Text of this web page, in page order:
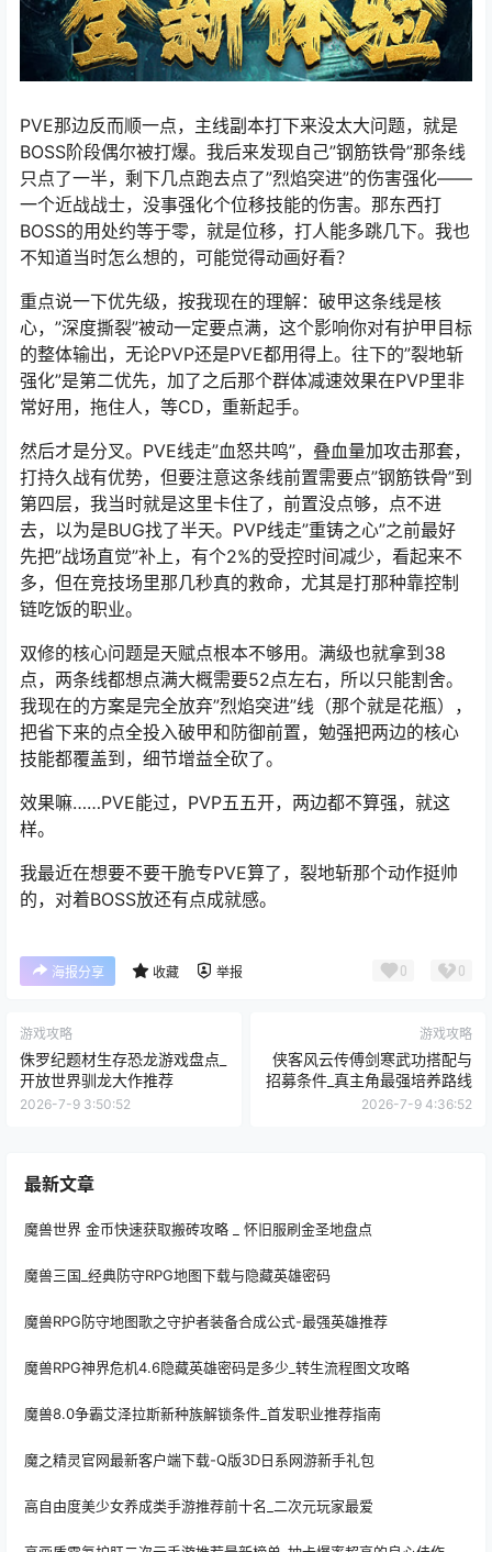
PVE那边反而顺一点，主线副本打下来没太大问题，就是
BOSS阶段偶尔被打爆。我后来发现自己”钢筋铁骨”那条线
只点了一半，剩下几点跑去点了”烈焰突进”的伤害强化——
一个近战战士，没事强化个位移技能的伤害。那东西打
BOSS的用处约等于零，就是位移，打人能多跳几下。我也
不知道当时怎么想的，可能觉得动画好看？
重点说一下优先级，按我现在的理解：破甲这条线是核
心，”深度撕裂”被动一定要点满，这个影响你对有护甲目标
的整体输出，无论PVP还是PVE都用得上。往下的”裂地斩
强化”是第二优先，加了之后那个群体减速效果在PVP里非
常好用，拖住人，等CD，重新起手。
然后才是分叉。PVE线走”血怒共鸣”，叠血量加攻击那套，
打持久战有优势，但要注意这条线前置需要点”钢筋铁骨”到
第四层，我当时就是这里卡住了，前置没点够，点不进
去，以为是BUG找了半天。PVP线走”重铸之心”之前最好
先把”战场直觉”补上，有个2%的受控时间减少，看起来不
多，但在竞技场里那几秒真的救命，尤其是打那种靠控制
链吃饭的职业。
双修的核心问题是天赋点根本不够用。满级也就拿到38
点，两条线都想点满大概需要52点左右，所以只能割舍。
我现在的方案是完全放弃”烈焰突进”线（那个就是花瓶），
把省下来的点全投入破甲和防御前置，勉强把两边的核心
技能都覆盖到，细节增益全砍了。
效果嘛……PVE能过，PVP五五开，两边都不算强，就这
样。
我最近在想要不要干脆专PVE算了，裂地斩那个动作挺帅
的，对着BOSS放还有点成就感。
海报分享 收藏 举报 0 0
游戏攻略
侏罗纪题材生存恐龙游戏盘点_
开放世界驯龙大作推荐
2026-7-9 3:50:52
游戏攻略
侠客风云传傅剑寒武功搭配与
招募条件_真主角最强培养路线
2026-7-9 4:36:52
最新文章
魔兽世界 金币快速获取搬砖攻略 _ 怀旧服刷金圣地盘点
魔兽三国_经典防守RPG地图下载与隐藏英雄密码
魔兽RPG防守地图歌之守护者装备合成公式-最强英雄推荐
魔兽RPG神界危机4.6隐藏英雄密码是多少_转生流程图文攻略
魔兽8.0争霸艾泽拉斯新种族解锁条件_首发职业推荐指南
魔之精灵官网最新客户端下载-Q版3D日系网游新手礼包
高自由度美少女养成类手游推荐前十名_二次元玩家最爱